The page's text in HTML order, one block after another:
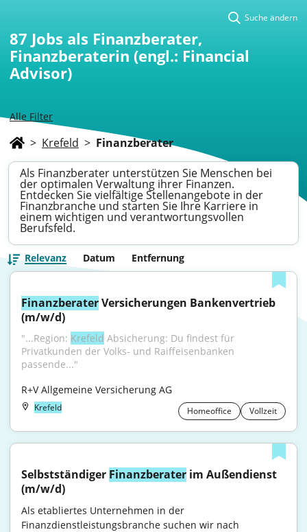
Alle Filter
Suche ändern
87 Jobs als Finanzberater,
Finanzberaterin (engl.: Financial
Advisor)
> Krefeld > Finanzberater
Als Finanzberater unterstützen Sie Menschen bei
der optimalen Verwaltung ihrer Finanzen.
Entdecken Sie vielfältige Stellenangebote in der
Finanzbranche und starten Sie Ihre Karriere in
einem wichtigen und verantwortungsvollen
Berufsfeld.
Relevanz Datum Entfernung
Finanzberater Versicherungen Bankenvertrieb
(m/w/d)
"...Region: Krefeld Absicherung: Du findest für
Privatkunden der Volks- und Raiffeisenbanken
passende..."
R+V Allgemeine Versicherung AG
Krefeld Homeoffice Vollzeit
Selbstständiger Finanzberater im Außendienst
(m/w/d)
Als etabliertes Unternehmen in der
Finanzdienstleistungsbranche suchen wir nach